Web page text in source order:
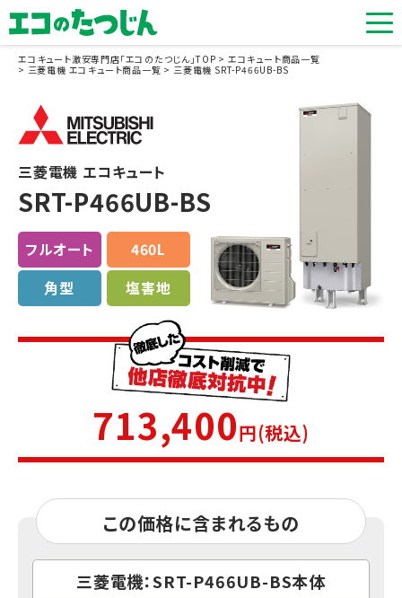
エコキュート激安専門店「エコのたつじん」TOP
エコキュート商品一覧
三菱電機 エコキュート商品一覧
三菱電機 SRT-P466UB-BS
三菱電機 エコキュート
SRT-P466UB-BS
フルオート
460L
角型
塩害地
713,400円(税込)
この価格に含まれるもの
三菱電機：SRT-P466UB-BS本体